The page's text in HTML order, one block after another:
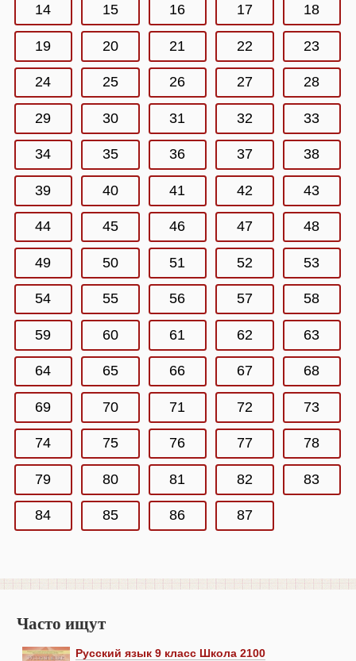
14 15 16 17 18
19 20 21 22 23
24 25 26 27 28
29 30 31 32 33
34 35 36 37 38
39 40 41 42 43
44 45 46 47 48
49 50 51 52 53
54 55 56 57 58
59 60 61 62 63
64 65 66 67 68
69 70 71 72 73
74 75 76 77 78
79 80 81 82 83
84 85 86 87
Часто ищут
Русский язык 9 класс Школа 2100